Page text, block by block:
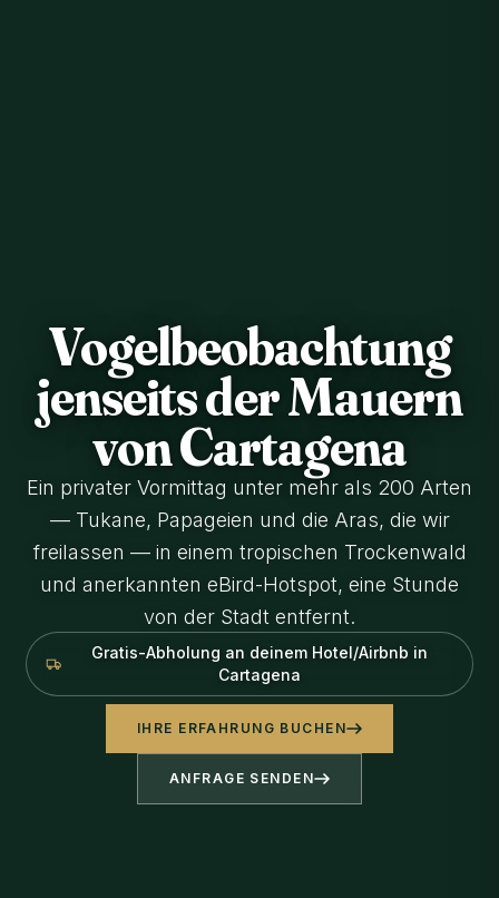
Vogelbeobachtung
jenseits der Mauern
von Cartagena
Ein privater Vormittag unter mehr als 200 Arten
— Tukane, Papageien und die Aras, die wir
freilassen — in einem tropischen Trockenwald
und anerkannten eBird-Hotspot, eine Stunde
von der Stadt entfernt.
Gratis-Abholung an deinem Hotel/Airbnb in
Cartagena
IHRE ERFAHRUNG BUCHEN
ANFRAGE SENDEN